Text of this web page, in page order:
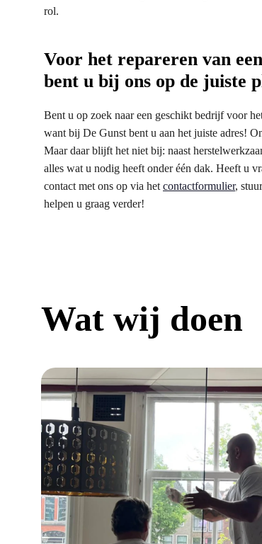
rol.
Voor het repareren van
bent u bij ons op de juiste
Bent u op zoek naar een geschikt bedrijf voor
want bij De Gunst bent u aan het juiste adres!
Maar daar blijft het niet bij: naast
alles wat u nodig heeft onder één dak. Heeft u
contact met ons op via het contactformulier,
helpen u graag verder!
Wat wij doen
a